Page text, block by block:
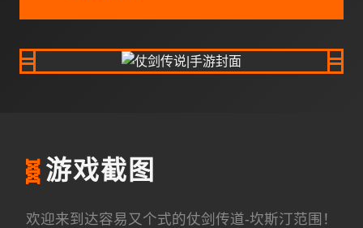
🧬游戏截图
欢迎来到达容易又个式的仗剑传道-坎斯汀范围！